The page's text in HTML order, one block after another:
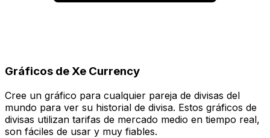
Gráficos de Xe Currency
Cree un gráfico para cualquier pareja de divisas del
mundo para ver su historial de divisa. Estos gráficos de
divisas utilizan tarifas de mercado medio en tiempo real,
son fáciles de usar y muy fiables.